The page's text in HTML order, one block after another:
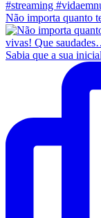
Não importa quanto
Sabia que a sua